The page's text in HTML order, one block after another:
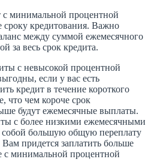
минимальной процентной
сроку кредитования. Важно
между суммой ежемесячного
за весь срок кредита.
с невысокой процентной
если у вас есть
кредит в течение короткого
что чем короче срок
будут ежемесячные выплаты.
с более низкими ежемесячными
собой большую общую переплату
Вам придется заплатить больше
с минимальной процентной